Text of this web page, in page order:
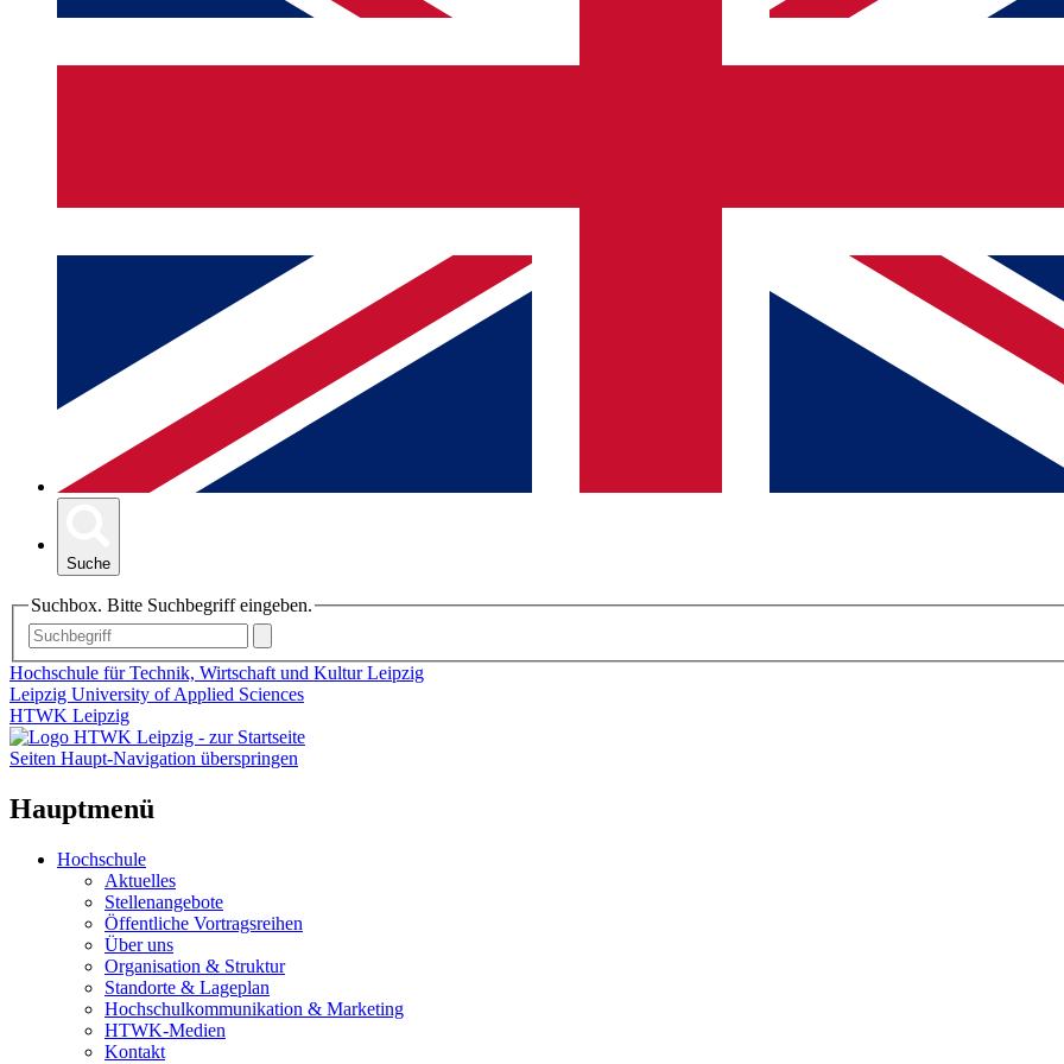
Suche
Suchbox. Bitte Suchbegriff eingeben.
Hochschule für Technik, Wirtschaft und Kultur Leipzig
Leipzig University of Applied Sciences
HTWK Leipzig
Seiten Haupt-Navigation überspringen
Hauptmenü
Hochschule
Aktuelles
Stellenangebote
Öffentliche Vortragsreihen
Über uns
Organisation & Struktur
Standorte & Lageplan
Hochschulkommunikation & Marketing
HTWK-Medien
Kontakt